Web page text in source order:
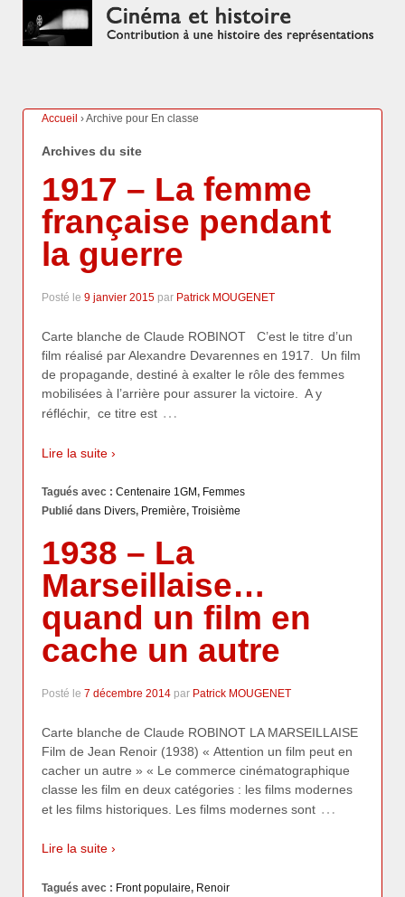
Accueil ›Archive pour En classe
Archives du site
1917 – La femme
française pendant
la guerre
Posté le 9 janvier 2015 par Patrick MOUGENET
Carte blanche de Claude ROBINOT C’est le titre d’un
film réalisé par Alexandre Devarennes en 1917. Un film
de propagande, destiné à exalter le rôle des femmes
mobilisées à l’arrière pour assurer la victoire. A y
réfléchir, ce titre est …
Lire la suite ›
Tagués avec : Centenaire 1GM, Femmes
Publié dans Divers, Première, Troisième
1938 – La
Marseillaise…
quand un film en
cache un autre
Posté le 7 décembre 2014 par Patrick MOUGENET
Carte blanche de Claude ROBINOT LA MARSEILLAISE
Film de Jean Renoir (1938) « Attention un film peut en
cacher un autre » « Le commerce cinématographique
classe les film en deux catégories : les films modernes
et les films historiques. Les films modernes sont …
Lire la suite ›
Tagués avec : Front populaire, Renoir